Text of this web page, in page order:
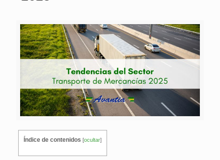
Índice de contenidos [ocultar]